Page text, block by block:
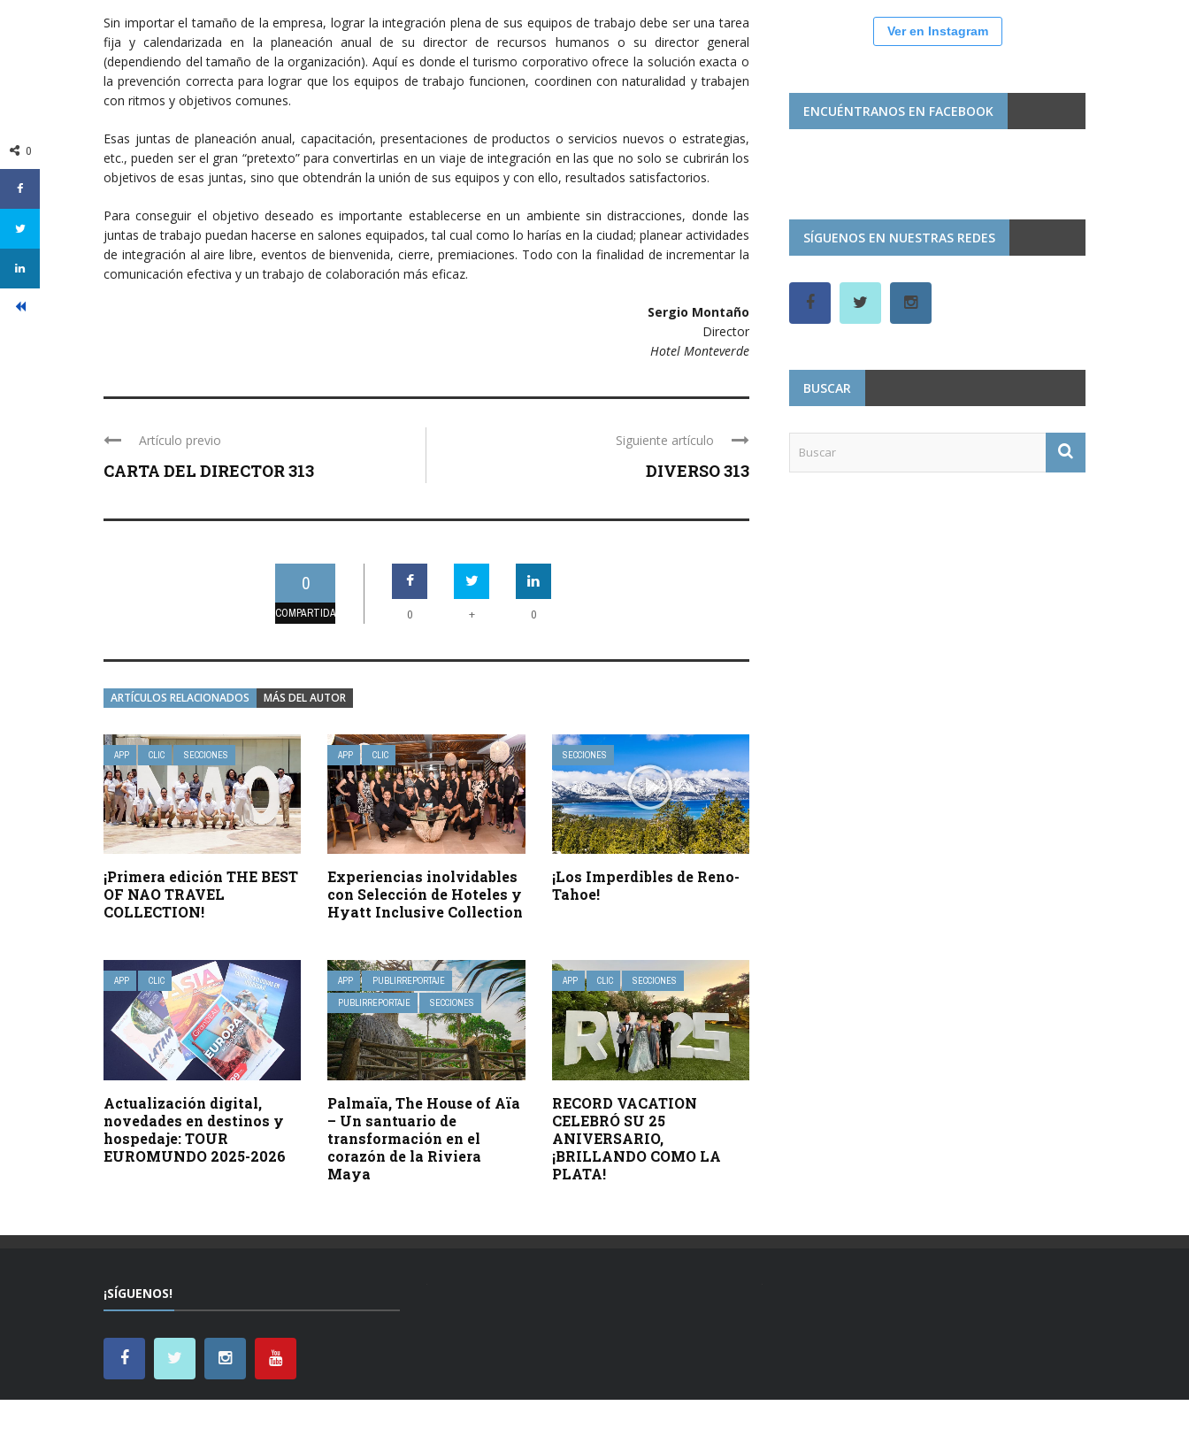
Sin importar el tamaño de la empresa, lograr la integración plena de sus equipos de trabajo debe ser una tarea
fija y calendarizada en la planeación anual de su director de recursos humanos o su director general
(dependiendo del tamaño de la organización). Aquí es donde el turismo corporativo ofrece la solución exacta o
la prevención correcta para lograr que los equipos de trabajo funcionen, coordinen con naturalidad y trabajen
con ritmos y objetivos comunes.
Esas juntas de planeación anual, capacitación, presentaciones de productos o servicios nuevos o estrategias,
etc., pueden ser el gran “pretexto” para convertirlas en un viaje de integración en las que no solo se cubrirán los
objetivos de esas juntas, sino que obtendrán la unión de sus equipos y con ello, resultados satisfactorios.
Para conseguir el objetivo deseado es importante establecerse en un ambiente sin distracciones, donde las
juntas de trabajo puedan hacerse en salones equipados, tal cual como lo harías en la ciudad; planear actividades
de integración al aire libre, eventos de bienvenida, cierre, premiaciones. Todo con la finalidad de incrementar la
comunicación efectiva y un trabajo de colaboración más eficaz.
Sergio Montaño
Director
Hotel Monteverde
Artículo previo
CARTA DEL DIRECTOR 313
Siguiente artículo
DIVERSO 313
0
COMPARTIDAS 0 + 0
ARTÍCULOS RELACIONADOS MÁS DEL AUTOR
APP CLIC SECCIONES
¡Primera edición THE BEST
OF NAO TRAVEL
COLLECTION!
APP CLIC
Experiencias inolvidables
con Selección de Hoteles y
Hyatt Inclusive Collection
SECCIONES
¡Los Imperdibles de Reno-
Tahoe!
APP CLIC
Actualización digital,
novedades en destinos y
hospedaje: TOUR
EUROMUNDO 2025-2026
APP
PUBLIRREPORTAJE
PUBLIRREPORTAJE
SECCIONES
Palmaïa, The House of Aïa
– Un santuario de
transformación en el
corazón de la Riviera
Maya
APP CLIC SECCIONES
RECORD VACATION
CELEBRÓ SU 25
ANIVERSARIO,
¡BRILLANDO COMO LA
PLATA!
0
Ver en Instagram
ENCUÉNTRANOS EN FACEBOOK
SÍGUENOS EN NUESTRAS REDES
BUSCAR
¡SÍGUENOS!